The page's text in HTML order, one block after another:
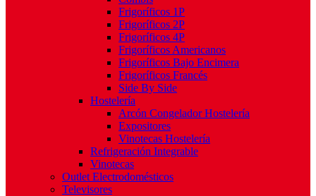
Frigoríficos 1P
Frigoríficos 2P
Frigoríficos 4P
Frigoríficos Americanos
Frigoríficos Bajo Encimera
Frigoríficos Francés
Side By Side
Hostelería
Arcón Congelador Hostelería
Expositores
Vinotecas Hostelería
Refrigeración Integrable
Vinotecas
Outlet Electrodomésticos
Televisores